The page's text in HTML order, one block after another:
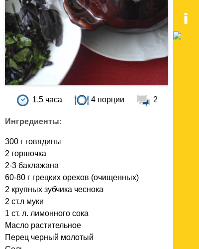
1,5 часа 4 порции 2
Ингредиенты:
300 г говядины
2 горшочка
2-3 баклажана
60-80 г грецких орехов (очищенных)
2 крупных зубчика чеснока
2 ст.л муки
1 ст. л. лимонного сока
Масло растительное
Перец черный молотый